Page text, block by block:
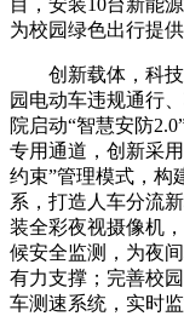
目，安装10台新能
为校园绿色出行提供
创新载体，科技
园电动车违规通行
院启动“智慧安防
专用通道，创新采
约束”管理模式，构
系，打造人车分流
装全彩夜视摄像机
候安全监测，为夜
有力支撑；完善校
车测速系统，实时